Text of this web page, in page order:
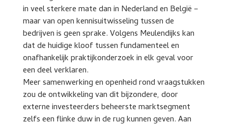
in veel sterkere mate dan in Nederland en België –
maar van open kennisuitwisseling tussen de
bedrijven is geen sprake. Volgens Meulendijks kan
dat de huidige kloof tussen fundamenteel en
onafhankelijk praktijkonderzoek in elk geval voor
een deel verklaren.
Meer samenwerking en openheid rond vraagstukken
zou de ontwikkeling van dit bijzondere, door
externe investeerders beheerste marktsegment
zelfs een flinke duw in de rug kunnen geven. Aan